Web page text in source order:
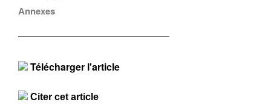
Annexes
Télécharger l'article
Citer cet article